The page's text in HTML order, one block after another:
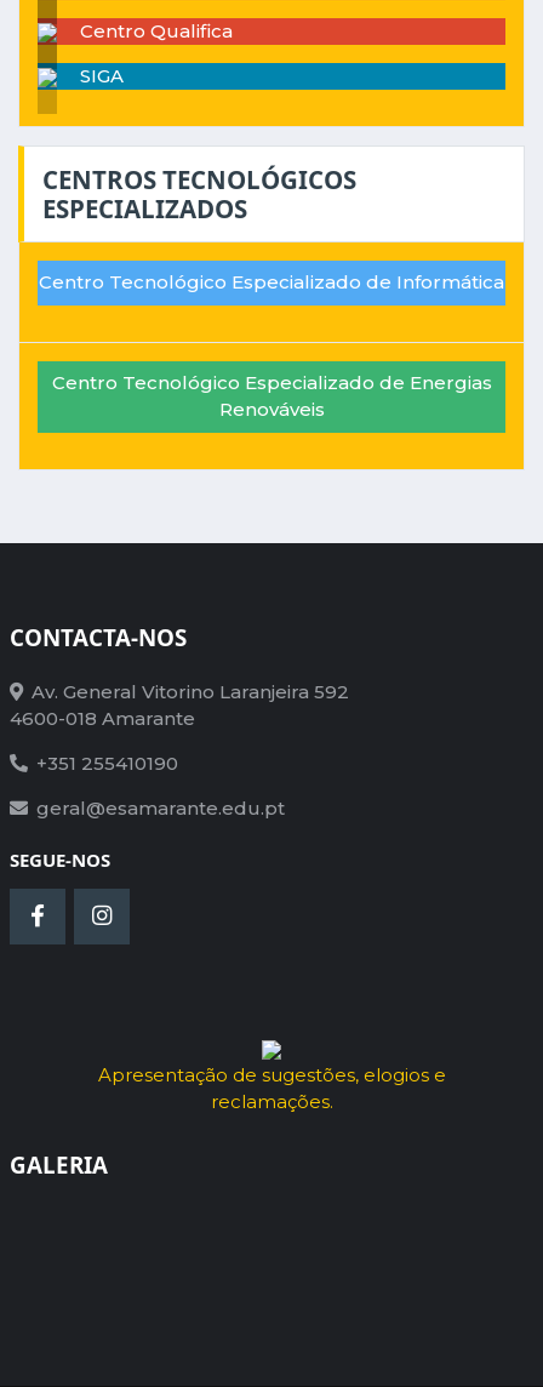
Centro Qualifica
SIGA
CENTROS TECNOLÓGICOS
ESPECIALIZADOS
Centro Tecnológico Especializado de Informática
Centro Tecnológico Especializado de Energias
Renováveis
CONTACTA-NOS
Av. General Vitorino Laranjeira 592
4600-018 Amarante
+351 255410190
geral@esamarante.edu.pt
SEGUE-NOS
Apresentação de sugestões, elogios e
reclamações.
GALERIA